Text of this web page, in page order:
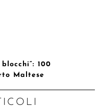
100
Maltese